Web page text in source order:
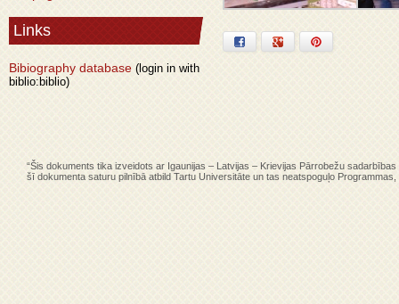
Links
Bibiography database (login in with
biblio:biblio)
Facebook Google+
“Šis dokuments tika izveidots ar Igaunijas – Latvijas – Krievijas Pārrobežu
šī dokumenta saturu pilnībā atbild Tartu Universitāte un tas neatspoguļo